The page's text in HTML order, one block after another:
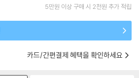
5만원 이상 구매 시 2천원 추가 적립
카드/간편결제 혜택을 확인하세요